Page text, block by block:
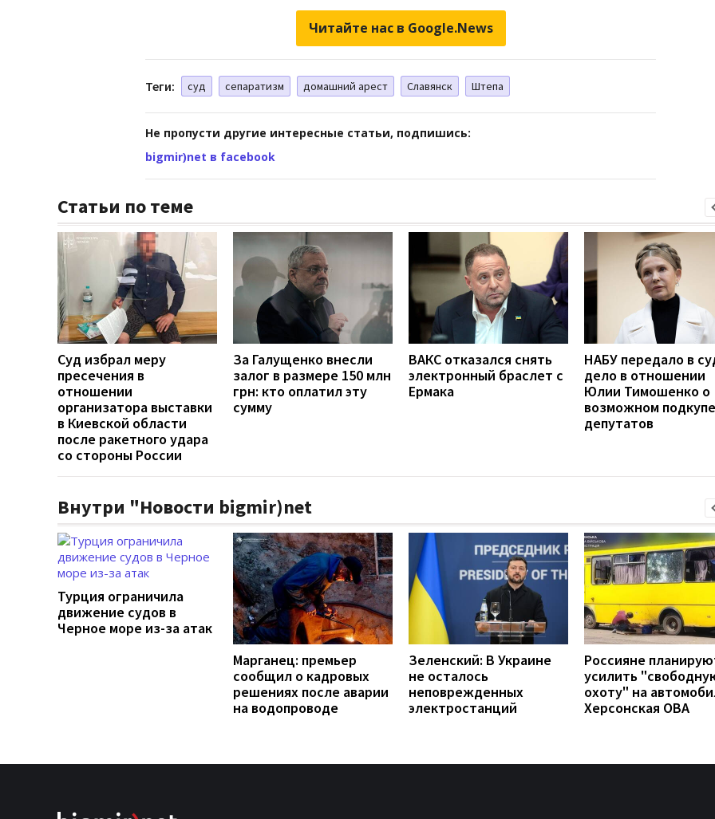
Читайте нас в Google.News
Теги: суд сепаратизм домашний арест Славянск Штепа
Не пропусти другие интересные статьи, подпишись:
bigmir)net в facebook
Статьи по теме
Суд избрал меру
пресечения в
отношении
организатора выставки
в Киевской области
после ракетного удара
со стороны России
За Галущенко внесли
залог в размере 150 млн
грн: кто оплатил эту
сумму
ВАКС отказался снять
электронный браслет с
Ермака
НАБУ передало в
дело в отношении
Юлии Тимошенко о
возможном подкупе
депутатов
Внутри "Новости bigmir)net
Турция ограничила
движение судов в
Черное море из-за атак
Марганец: премьер
сообщил о кадровых
решениях после аварии
на водопроводе
Зеленский: В Украине
не осталось
неповрежденных
электростанций
Россияне
усилить
охоту" на
Херсонская ОВА